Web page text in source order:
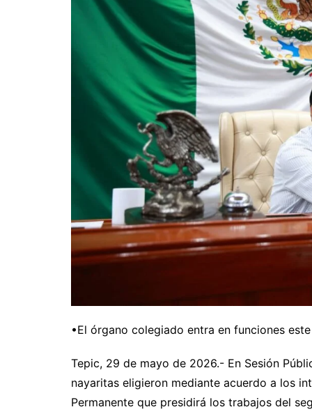
•El órgano colegiado entra en funciones
Tepic, 29 de mayo de 2026.- En Sesión
nayaritas eligieron mediante acuerdo a los
Permanente que presidirá los trabajos del